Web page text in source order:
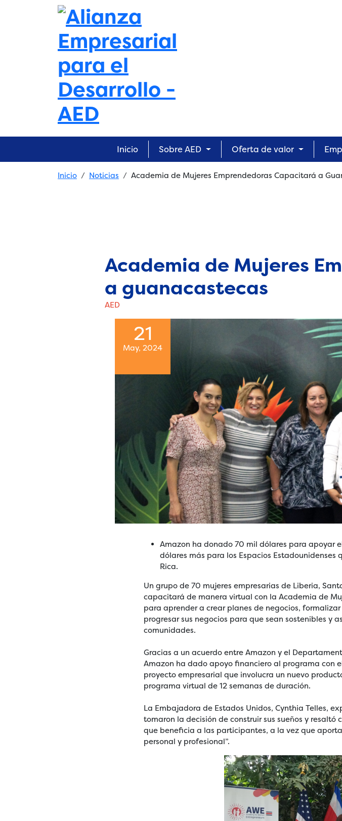
Skip to main content
Main navigation
Inicio Sobre AED Oferta de valor
Breadcrumb
Inicio Noticias Academia de Mujeres Emprendedoras Capacitará a
Academia de Mujeres
a guanacastecas
AED
21
May, 2024
Amazon ha donado 70 mil dólares para apoyar
dólares más para los Espacios
Rica.
Un grupo de 70 mujeres empresarias de Liberia,
capacitará de manera virtual con la Academia de
para aprender a crear planes de negocios,
progresar sus negocios para que sean sostenibles y
comunidades.
Gracias a un acuerdo entre Amazon y el
Amazon ha dado apoyo financiero al programa con
proyecto empresarial que involucra un nuevo
programa virtual de 12 semanas de duración.
La Embajadora de Estados Unidos, Cynthia Telles,
tomaron la decisión de construir sus sueños y
que beneficia a las participantes, a la vez que
personal y profesional”.